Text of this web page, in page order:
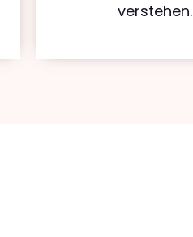
verstehen.